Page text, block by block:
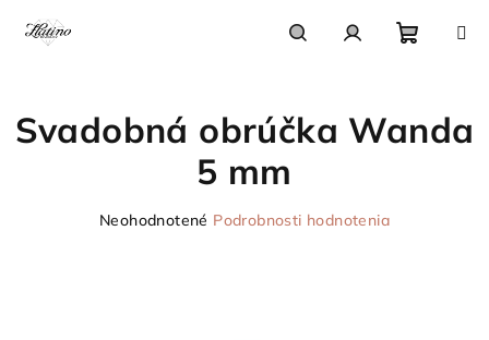
košík
Svadobná obrúčka Wanda
5 mm
Priemerné
Neohodnotené Podrobnosti hodnotenia